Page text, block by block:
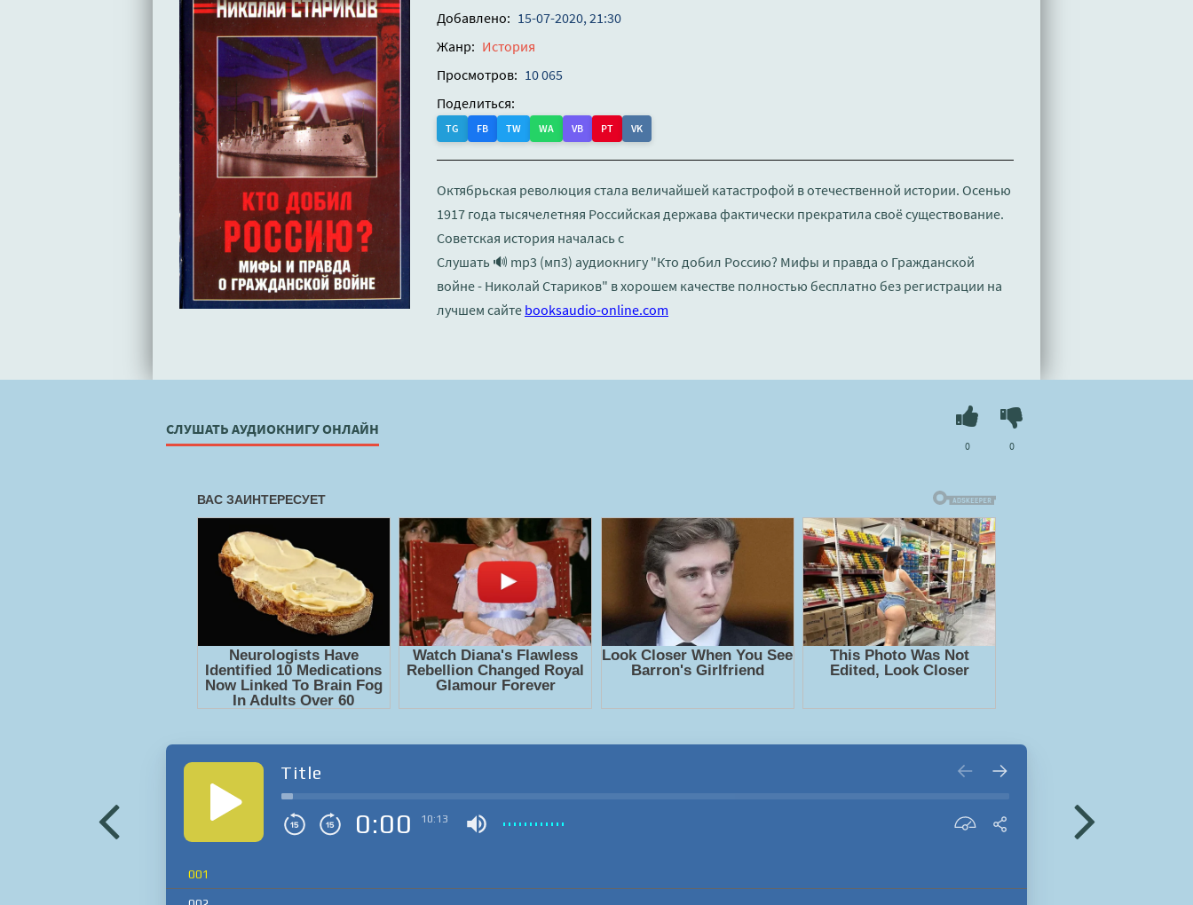
Добавлено: 15-07-2020, 21:30
Жанр: История
Просмотров: 10 065
Поделиться:
TG FB TW WA VB PT VK
Октябрьская революция стала величайшей катастрофой в отечественной истории. Осенью
1917 года тысячелетняя Российская держава фактически прекратила своё существование.
Советская история началась с
Слушать 🔊 mp3 (мп3) аудиокнигу "Кто добил Россию? Мифы и правда о Гражданской
войне - Николай Стариков" в хорошем качестве полностью бесплатно без регистрации на
лучшем сайте booksaudio-online.com
СЛУШАТЬ АУДИОКНИГУ ОНЛАЙН
0 0
Title
0:00 10:13
001